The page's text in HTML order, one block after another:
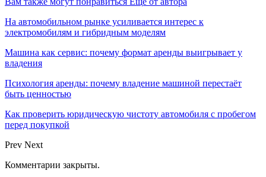
На автомобильном рынке усиливается интерес к
электромобилям и гибридным моделям
Машина как сервис: почему формат аренды выигрывает у
владения
Психология аренды: почему владение машиной перестаёт
быть ценностью
Как проверить юридическую чистоту автомобиля с пробегом
перед покупкой
Prev Next
Комментарии закрыты.